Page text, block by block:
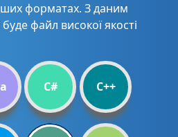
форматах. З даним
файл високої якості
C# C++